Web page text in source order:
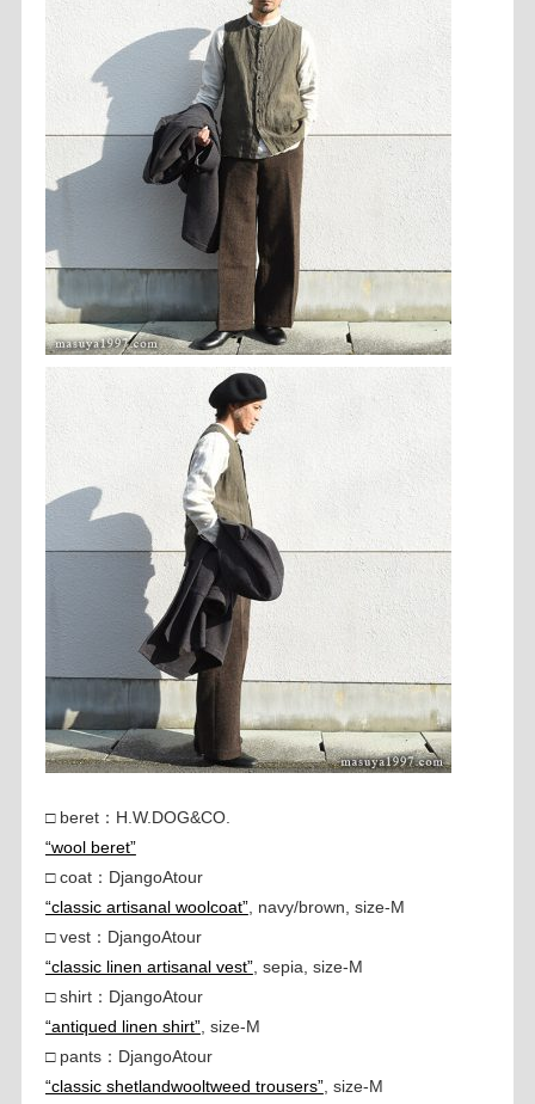
□ beret：H.W.DOG&CO.
“wool beret”
□ coat：DjangoAtour
“classic artisanal woolcoat”, navy/brown, size-M
□ vest：DjangoAtour
“classic linen artisanal vest”, sepia, size-M
□ shirt：DjangoAtour
“antiqued linen shirt”, size-M
□ pants：DjangoAtour
“classic shetlandwooltweed trousers”, size-M